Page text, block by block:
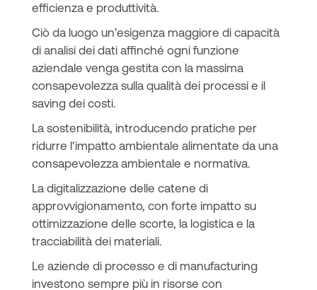
efficienza e produttività.
Ciò da luogo un’esigenza maggiore di capacità
di analisi dei dati affinché ogni funzione
aziendale venga gestita con la massima
consapevolezza sulla qualità dei processi e il
saving dei costi.
La sostenibilità, introducendo pratiche per
ridurre l'impatto ambientale alimentate da una
consapevolezza ambientale e normativa.
La digitalizzazione delle catene di
approvvigionamento, con forte impatto su
ottimizzazione delle scorte, la logistica e la
tracciabilità dei materiali.
Le aziende di processo e di manufacturing
investono sempre più in risorse con